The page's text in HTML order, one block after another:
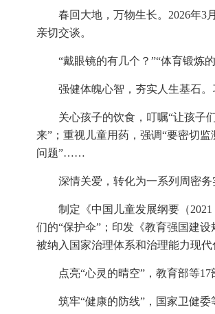
春回大地，万物生长。2026年3
亲切交谈。
“戴眼镜的有几个？”“体育锻炼
强健体魄心智，夯实人生基石
关心孩子的饮食，叮嘱“让孩子
来”；重视儿童用药，强调“要密切
问题”……
深情关爱，转化为一系列周密务
制定《中国儿童发展纲要（
们的“保护伞”；印发《教育强国建
被纳入国家治理体系和治理能力现
点亮“心灵的晴空”，教育部等
筑牢“健康的防线”，国家卫健